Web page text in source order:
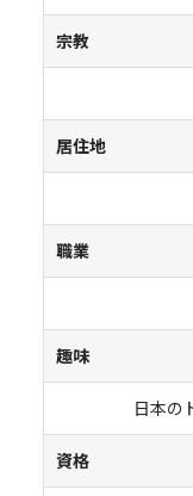
宗教
居住地
職業
趣味
日本の
資格